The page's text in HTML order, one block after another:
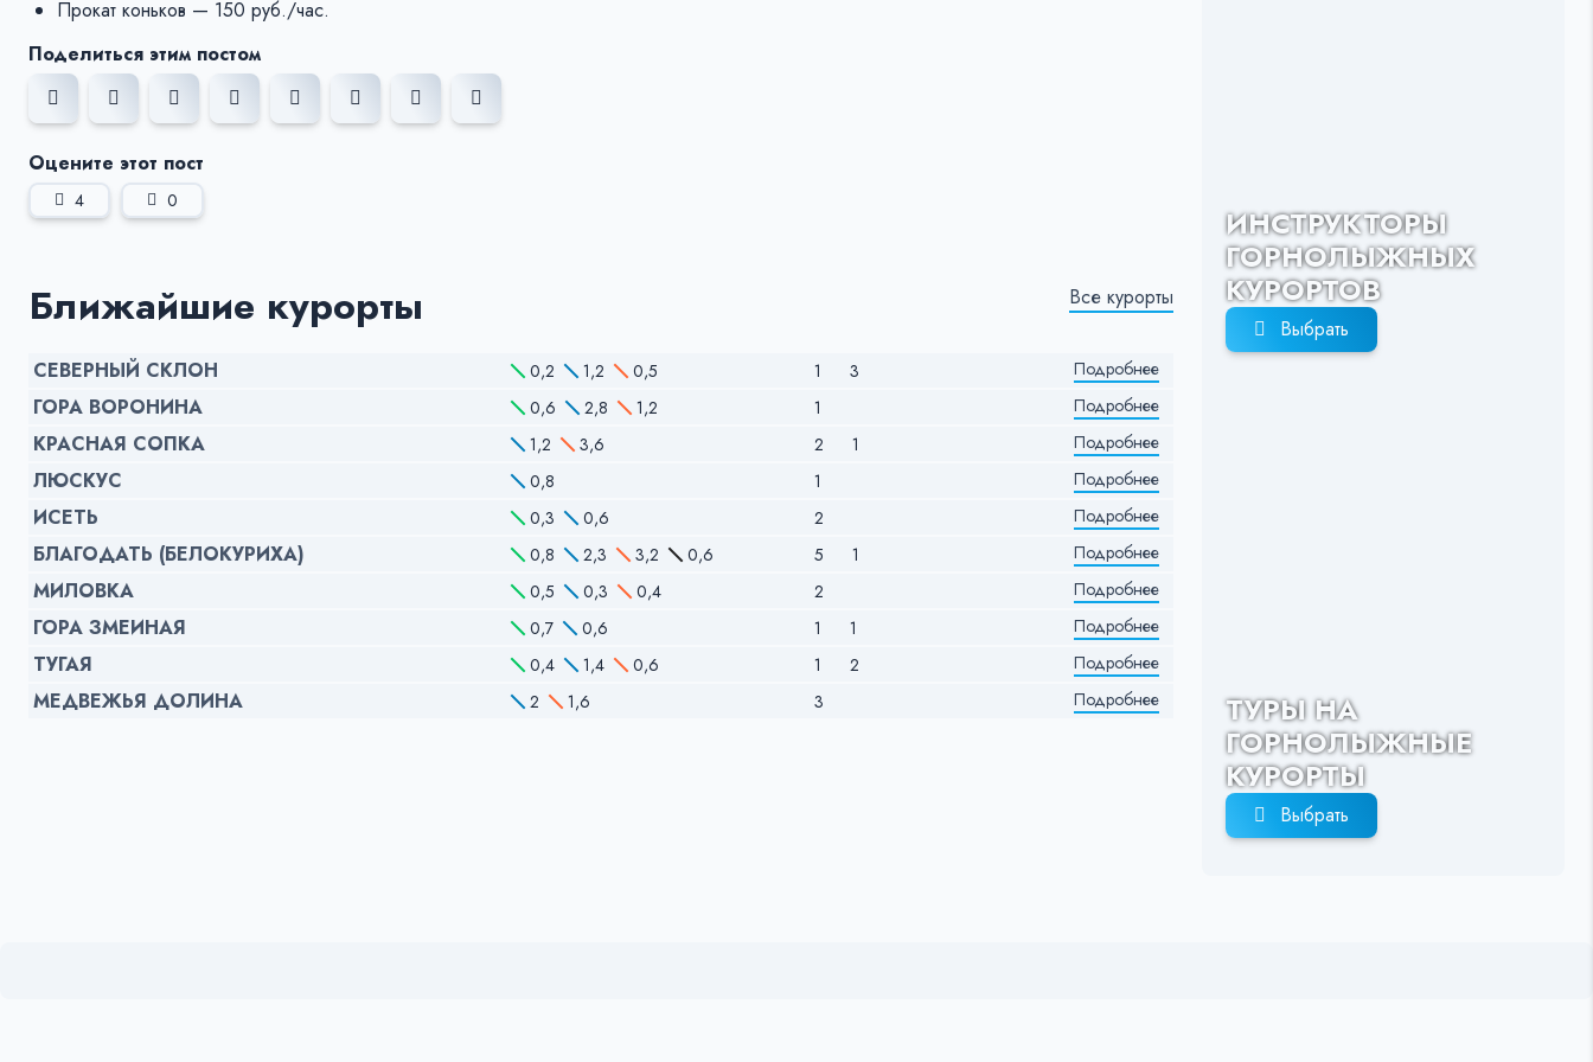
Прокат коньков — 150 руб./час.
Поделиться этим постом
Оцените этот пост
4 0
Ближайшие курорты Все курорты
СЕВЕРНЫЙ СКЛОН 0,2 1,2 0,5 1 3 Подробнее
ГОРА ВОРОНИНА 0,6 2,8 1,2 1 Подробнее
КРАСНАЯ СОПКА 1,2 3,6 2 1 Подробнее
ЛЮСКУС 0,8 1 Подробнее
ИСЕТЬ 0,3 0,6 2 Подробнее
БЛАГОДАТЬ (БЕЛОКУРИХА) 0,8 2,3 3,2 0,6 5 1 Подробнее
МИЛОВКА 0,5 0,3 0,4 2 Подробнее
ГОРА ЗМЕИНАЯ 0,7 0,6 1 1 Подробнее
ТУГАЯ 0,4 1,4 0,6 1 2 Подробнее
МЕДВЕЖЬЯ ДОЛИНА 2 1,6 3 Подробнее
ИНСТРУКТОРЫ
ГОРНОЛЫЖНЫХ
КУРОРТОВ
Выбрать
ТУРЫ НА
ГОРНОЛЫЖНЫЕ
КУРОРТЫ
Выбрать